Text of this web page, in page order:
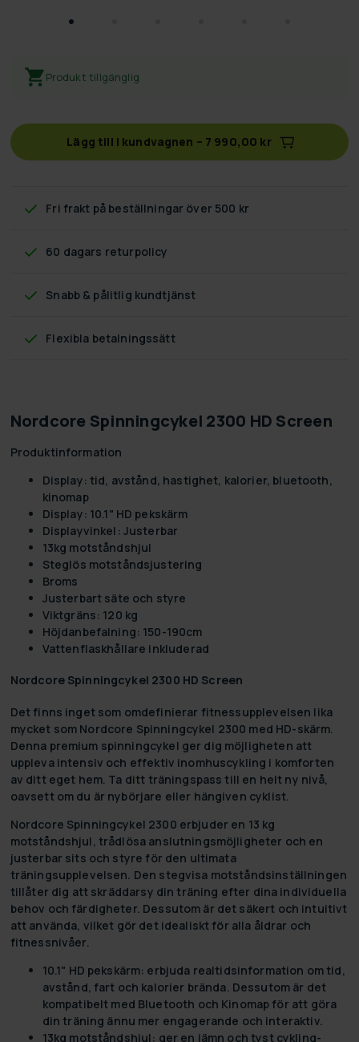
Produkt tillgänglig
Lägg till i kundvagnen – 7 990,00 kr
Fri frakt på beställningar över 500 kr
60 dagars returpolicy
Snabb & pålitlig kundtjänst
Flexibla betalningssätt
Nordcore Spinningcykel 2300 HD Screen
Produktinformation
Display: tid, avstånd, hastighet, kalorier, bluetooth,
kinomap
Display: 10.1" HD pekskärm
Displayvinkel: Justerbar
13kg motståndshjul
Steglös motståndsjustering
Broms
Justerbart säte och styre
Viktgräns: 120 kg
Höjdanbefalning: 150-190cm
Vattenflaskhållare inkluderad
Nordcore Spinningcykel 2300 HD Screen
Det finns inget som omdefinierar fitnessupplevelsen lika
mycket som Nordcore Spinningcykel 2300 med HD-skärm.
Denna premium spinningcykel ger dig möjligheten att
uppleva intensiv och effektiv inomhuscykling i komforten
av ditt eget hem. Ta ditt träningspass till en helt ny nivå,
oavsett om du är nybörjare eller hängiven cyklist.
Nordcore Spinningcykel 2300 erbjuder en 13 kg
motståndshjul, trådlösa anslutningsmöjligheter och en
justerbar sits och styre för den ultimata
träningsupplevelsen. Den stegvisa motståndsinställningen
tillåter dig att skräddarsy din träning efter dina individuella
behov och färdigheter. Dessutom är det säkert och intuitivt
att använda, vilket gör det idealiskt för alla åldrar och
fitnessnivåer.
10.1" HD pekskärm: erbjuda realtidsinformation om tid,
avstånd, fart och kalorier brända. Dessutom är det
kompatibelt med Bluetooth och Kinomap för att göra
din träning ännu mer engagerande och interaktiv.
13kg motståndshjul: ger en jämn och tyst cykling-